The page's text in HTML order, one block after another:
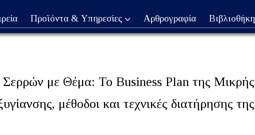
Προϊόντα & Υπηρεσίες Αρθρογραφία Βιβλιοθήκη
με Θέμα: Το Business Plan της Μικρής
μέθοδοι και τεχνικές διατήρησης